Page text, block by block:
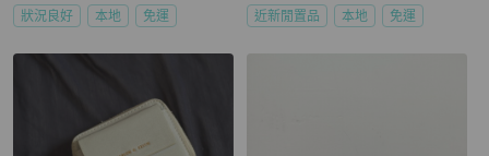
狀況良好 本地 免運 近新閒置品 本地 免運